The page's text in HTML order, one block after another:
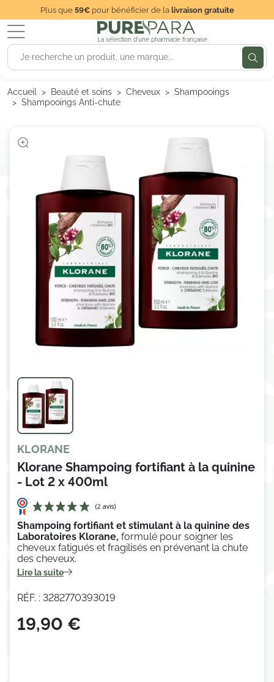
Plus que59€pour bénéficier de lalivraison gratuite
La sélection d'une pharmacie française
Accueil Beauté et soins Cheveux
Shampooings
Shampooings Anti-chute
KLORANE
Klorane Shampoing fortifiant à la quinine
- Lot 2 x 400ml
(2 avis)
Shampoing fortifiant et stimulant à la quinine des
Laboratoires Klorane, formulé pour soigner les
cheveux fatigués et fragilisés en prévenant la chute
des cheveux.
Lire la suite
RÉF. : 3282770393019
19,90 €